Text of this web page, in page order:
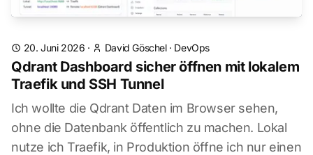
20. Juni 2026 · David Göschel· DevOps
Qdrant Dashboard sicher öffnen mit lokalem
Traefik und SSH Tunnel
Ich wollte die Qdrant Daten im Browser sehen,
ohne die Datenbank öffentlich zu machen. Lokal
nutze ich Traefik, in Produktion öffne ich nur einen